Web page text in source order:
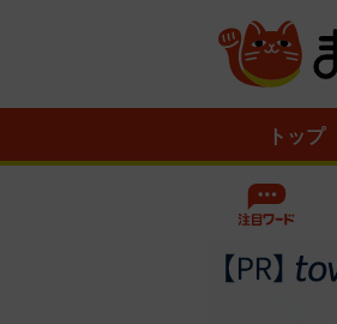
トップ